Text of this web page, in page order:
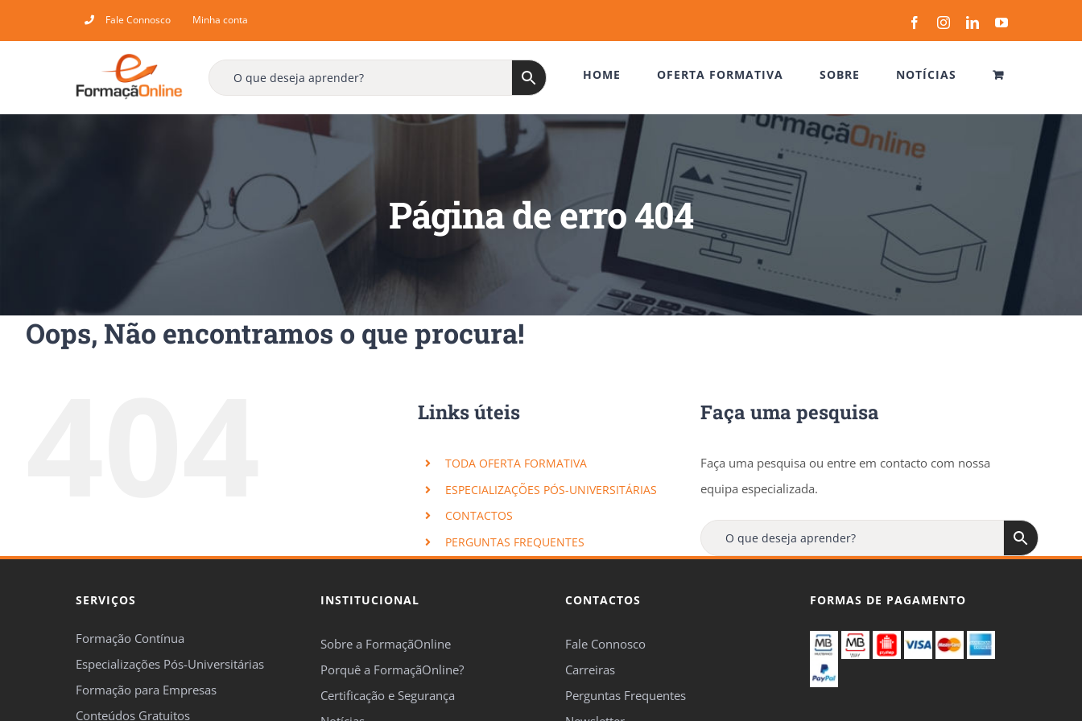
to
Fale Connosco Minha conta FacebookInstagramLinkedInYouTube
HOME OFERTA FORMATIVA SOBRE NOTÍCIAS
Página de erro 404
Oops, Não encontramos o que procura!
Links úteis
TODA OFERTA FORMATIVA
ESPECIALIZAÇÕES PÓS-UNIVERSITÁRIAS
CONTACTOS
PERGUNTAS FREQUENTES
Faça uma pesquisa
Faça uma pesquisa ou entre em contacto com nossa
equipa especializada.
SERVIÇOS
Formação Contínua
Especializações Pós-Universitárias
Formação para Empresas
Conteúdos Gratuitos
INSTITUCIONAL
Sobre a FormaçãOnline
Porquê a FormaçãOnline?
Certificação e Segurança
CONTACTOS
Fale Connosco
Carreiras
Perguntas Frequentes
FORMAS DE PAGAMENTO